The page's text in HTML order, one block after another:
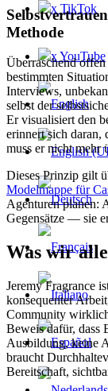
x TikTok
x YouTube
Methode
Überraschend offen
bestimmten
Interviews,
selbst der
Er visualisiert den
erinnert sich
muss er nicht mehr
Dieses Prinzip gilt
Modelmappe für
Agenturen planen:
Gegensätze — sie
Was wir
Jeremy Fragrance
konsequenter
Community
Beweis dafür, dass
Ausbildung, keine
braucht
Bereitschaft,